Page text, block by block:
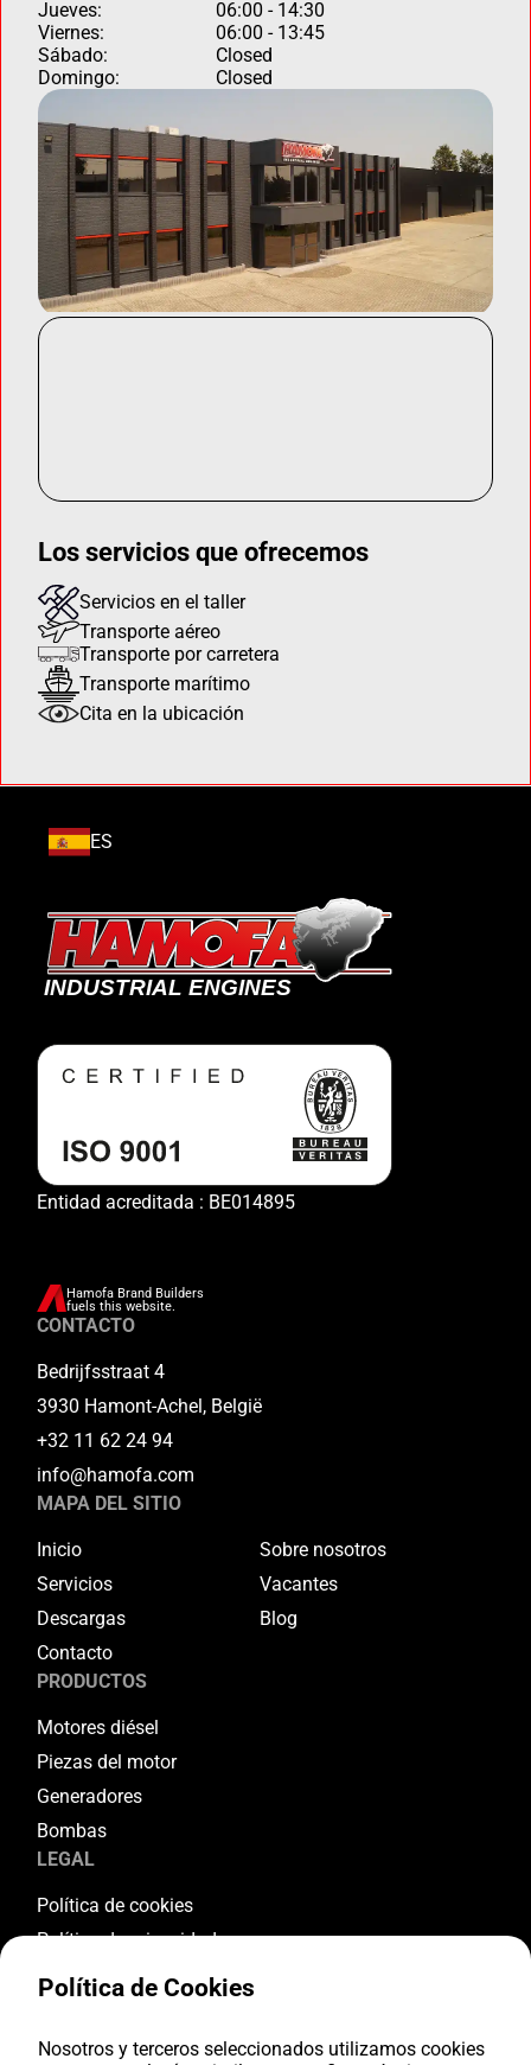
Jueves:
06:00 - 14:30
Viernes:
06:00 - 13:45
Sábado:
Closed
Domingo:
Closed
Los servicios que ofrecemos
Servicios en el taller
Transporte aéreo
Transporte por carretera
Transporte marítimo
Cita en la ubicación
ES
Entidad acreditada : BE014895
Hamofa Brand Builders
fuels this website.
CONTACTO
Bedrijfsstraat 4
3930 Hamont-Achel, België
+32 11 62 24 94
info@hamofa.com
MAPA DEL SITIO
Inicio
Sobre nosotros
Servicios
Vacantes
Descargas
Blog
Contacto
PRODUCTOS
Motores diésel
Piezas del motor
Generadores
Bombas
LEGAL
Política de cookies
Política de privacidad
Términos y condiciones
Condiciones de devolución
Política de Cookies
Nosotros y terceros seleccionados utilizamos cookies